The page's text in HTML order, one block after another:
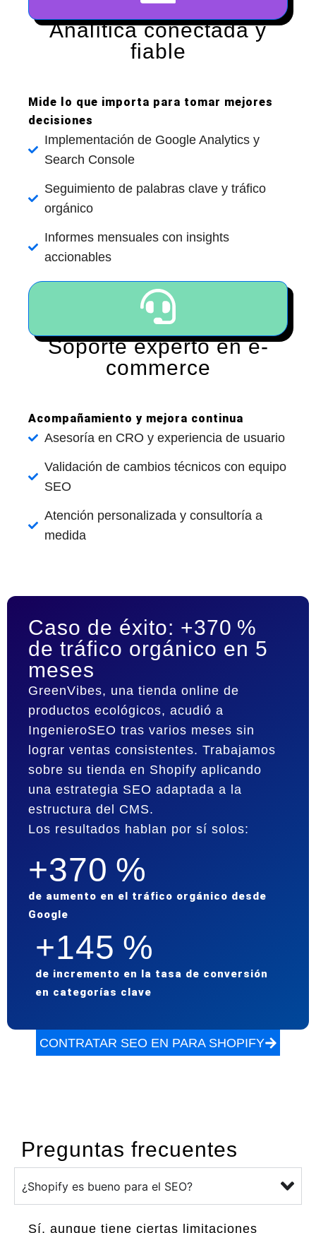
Analítica conectada y
fiable
Mide lo que importa para tomar mejores
decisiones
Implementación de Google Analytics y
Search Console
Seguimiento de palabras clave y tráfico
orgánico
Informes mensuales con insights
accionables
Soporte experto en e-
commerce
Acompañamiento y mejora continua
Asesoría en CRO y experiencia de usuario
Validación de cambios técnicos con equipo
SEO
Atención personalizada y consultoría a
medida
Caso de éxito: +370 %
de tráfico orgánico en 5
meses
GreenVibes, una tienda online de
productos ecológicos, acudió a
IngenieroSEO tras varios meses sin
lograr ventas consistentes. Trabajamos
sobre su tienda en Shopify aplicando
una estrategia SEO adaptada a la
estructura del CMS.
Los resultados hablan por sí solos:
+370 %
de aumento en el tráfico orgánico desde
Google
+145 %
de incremento en la tasa de conversión
en categorías clave
CONTRATAR SEO EN PARA SHOPIFY
Preguntas frecuentes
¿Shopify es bueno para el SEO?
Sí, aunque tiene ciertas limitaciones